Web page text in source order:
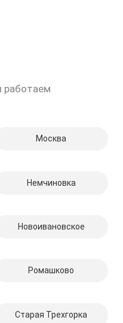
работаем
Москва
Немчиновка
Новоивановское
Ромашково
Старая Трехгорка